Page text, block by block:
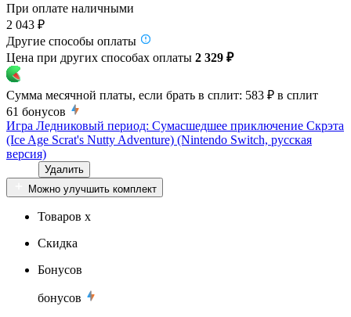
При оплате наличными
2 043 ₽
Другие способы оплаты
Цена при других способах оплаты 2 329 ₽
Сумма месячной платы, если брать в сплит: 583 ₽ в сплит
61 бонусов
Игра Ледниковый период: Сумасшедшее приключение Скрэта
(Ice Age Scrat's Nutty Adventure) (Nintendo Switch, русская
версия)
Удалить
Можно улучшить комплект
Товаров x
Скидка
Бонусов
бонусов